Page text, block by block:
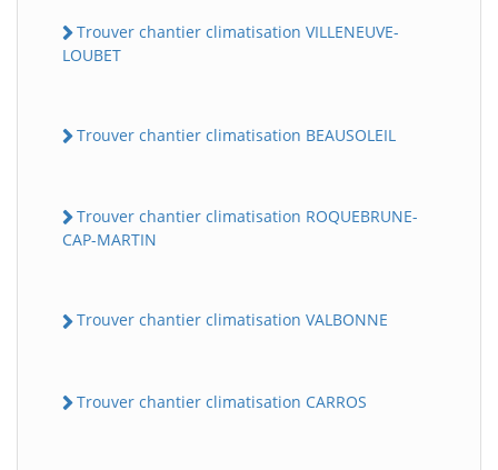
Trouver chantier climatisation VILLENEUVE-
LOUBET
Trouver chantier climatisation BEAUSOLEIL
Trouver chantier climatisation ROQUEBRUNE-
CAP-MARTIN
Trouver chantier climatisation VALBONNE
Trouver chantier climatisation CARROS